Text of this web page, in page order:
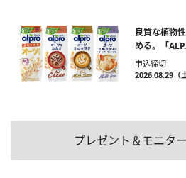
良質な植物
める。「
申込締切
2026.08.29（
プレゼント＆モニタ